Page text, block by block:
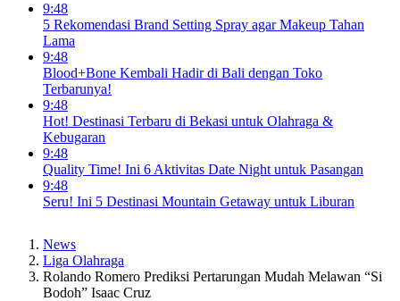
9:48
5 Rekomendasi Brand Setting Spray agar Makeup Tahan
Lama
9:48
Blood+Bone Kembali Hadir di Bali dengan Toko
Terbarunya!
9:48
Hot! Destinasi Terbaru di Bekasi untuk Olahraga &
Kebugaran
9:48
Quality Time! Ini 6 Aktivitas Date Night untuk Pasangan
9:48
Seru! Ini 5 Destinasi Mountain Getaway untuk Liburan
News
Liga Olahraga
Rolando Romero Prediksi Pertarungan Mudah Melawan “Si
Bodoh” Isaac Cruz